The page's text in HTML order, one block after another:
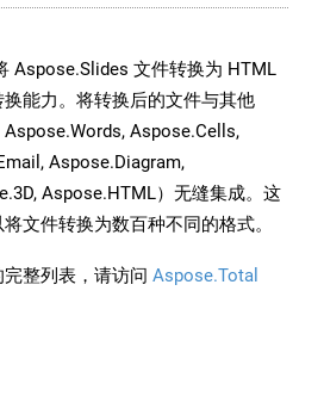
Aspose.Slides 文件转换为 HTML
能力。将转换后的文件与其他
Aspose.Cells,
Aspose.Diagram,
Aspose.HTML）无缝集成。这
文件转换为数百种不同的格式。
整列表，请访问 Aspose.Total